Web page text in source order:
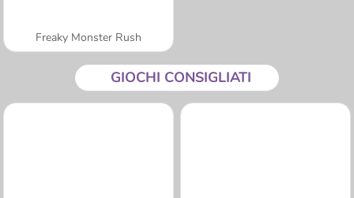
Freaky Monster Rush
GIOCHI CONSIGLIATI